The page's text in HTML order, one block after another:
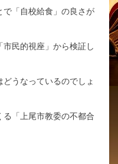
「自校給食」の良さが
市民的視座」から検証し
どうなっているのでしょ
「上尾市教委の不都合